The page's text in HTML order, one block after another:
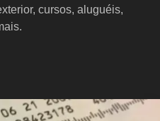
cursos, aluguéis,